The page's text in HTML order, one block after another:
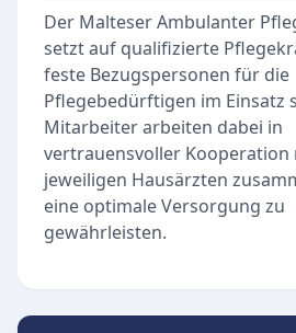
Der Malteser Ambulanter
setzt auf qualifizierte
feste Bezugspersonen für die
Pflegebedürftigen im Einsatz
Mitarbeiter arbeiten dabei in
vertrauensvoller Kooperation
jeweiligen Hausärzten
eine optimale Versorgung zu
gewährleisten.